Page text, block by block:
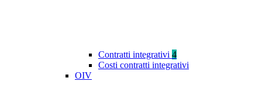
Contratti integrativi 4
Costi contratti integrativi
OIV